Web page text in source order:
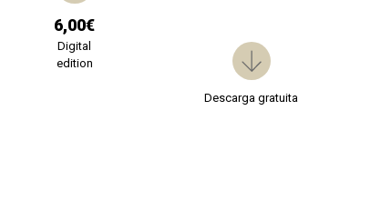
6,00€
Digital
edition
Descarga gratuita